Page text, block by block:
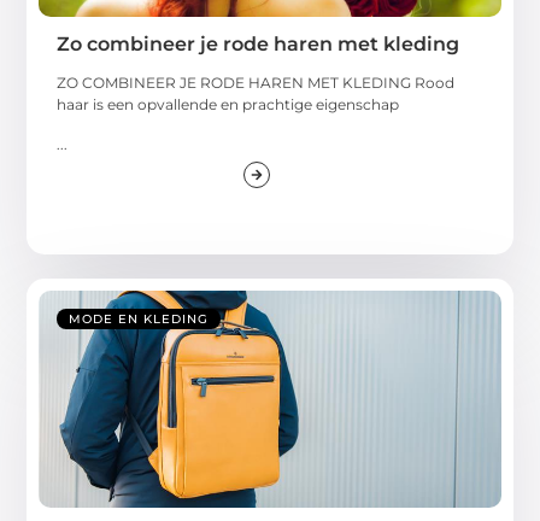
Zo combineer je rode haren met kleding
ZO COMBINEER JE RODE HAREN MET KLEDING Rood
haar is een opvallende en prachtige eigenschap
MODE EN KLEDING